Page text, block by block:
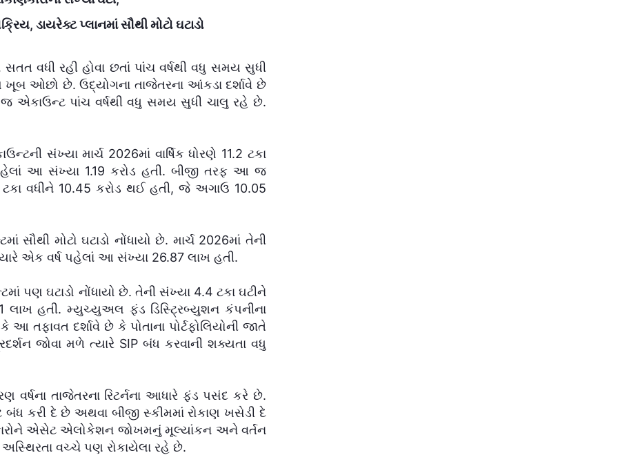
ડાયરેક્ટ પ્લાનમાં સૌથી મોટો ઘટાડો
વધી રહી હોવા છતાં પાંચ વર્ષથી વધુ સમય સુધી
ઓછો છે. ઉદ્યોગના તાજેતરના આંકડા દર્શાવે છે
એકાઉન્ટ પાંચ વર્ષથી વધુ સમય સુધી ચાલુ રહે છે.
સંખ્યા માર્ચ 2026માં વાર્ષિક ધોરણે 11.2 ટકા
આ સંખ્યા 1.19 કરોડ હતી. બીજી તરફ આ જ
વધીને 10.45 કરોડ થઈ હતી, જે અગાઉ 10.05
સૌથી મોટો ઘટાડો નોંધાયો છે. માર્ચ 2026માં તેની
એક વર્ષ પહેલાં આ સંખ્યા 26.87 લાખ હતી.
પણ ઘટાડો નોંધાયો છે. તેની સંખ્યા 4.4 ટકા ઘટીને
હતી. મ્યુચ્યુઅલ ફંડ ડિસ્ટ્રિબ્યુશન કંપનીના
તફાવત દર્શાવે છે કે પોતાના પોર્ટફોલિયોની જાતે
જોવા મળે ત્યારે SIP બંધ કરવાની શક્યતા વધુ
વર્ષના તાજેતરના રિટર્નના આધારે ફંડ પસંદ કરે છે.
કરી દે છે અથવા બીજી સ્કીમમાં રોકાણ ખસેડી દે
એસેટ એલોકેશન જોખમનું મૂલ્યાંકન અને વર્તન
વચ્ચે પણ રોકાયેલા રહે છે.